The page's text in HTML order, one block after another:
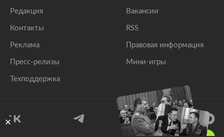
Редакция
Контакты
Реклама
Пресс-релизы
Техподдержка
Вакансии
RSS
Правовая информация
Мини-игры